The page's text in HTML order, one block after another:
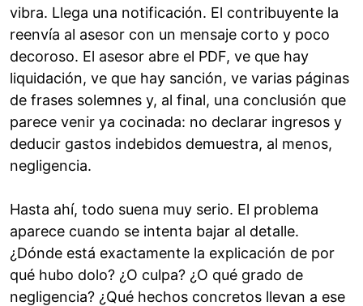
vibra. Llega una notificación. El contribuyente la
reenvía al asesor con un mensaje corto y poco
decoroso. El asesor abre el PDF, ve que hay
liquidación, ve que hay sanción, ve varias páginas
de frases solemnes y, al final, una conclusión que
parece venir ya cocinada: no declarar ingresos y
deducir gastos indebidos demuestra, al menos,
negligencia.
Hasta ahí, todo suena muy serio. El problema
aparece cuando se intenta bajar al detalle.
¿Dónde está exactamente la explicación de por
qué hubo dolo? ¿O culpa? ¿O qué grado de
negligencia? ¿Qué hechos concretos llevan a ese